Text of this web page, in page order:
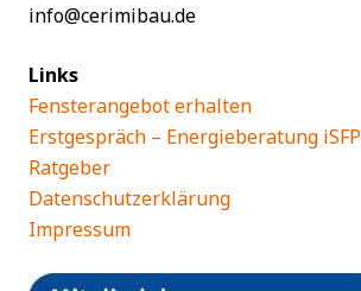
info@cerimibau.de
Links
Fensterangebot erhalten
Erstgespräch – Energieberatung iSFP
Ratgeber
Datenschutzerklärung
Impressum